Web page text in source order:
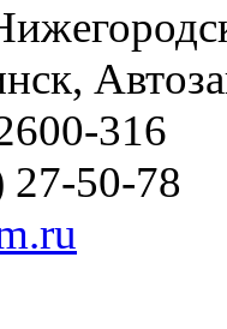
316
27-50-78